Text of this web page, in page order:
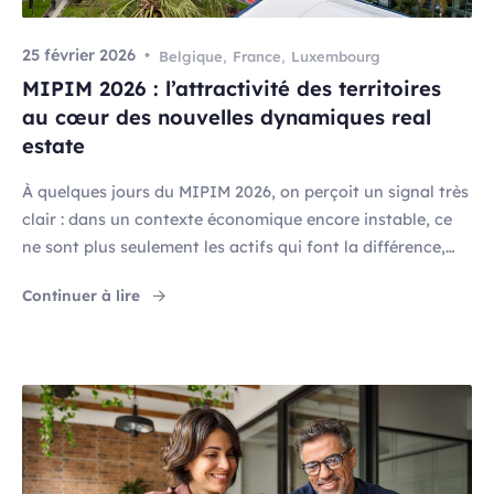
MIPIM 2026 : l’attractivité des territoires
au cœur des nouvelles dynamiques real
estate
À quelques jours du MIPIM 2026, on perçoit un signal très
clair : dans un contexte économique encore instable, ce
ne sont plus seulement les actifs qui font la différence,
comme pour les enseignes, l’attractivité territoriale est
Continuer à lire "MIPIM 2026 : l’attractivité des territoires
25 février 2026 Belgique, France, Luxembourg